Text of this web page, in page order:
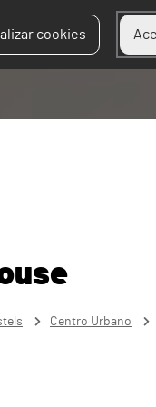
cookies
Centro Urbano